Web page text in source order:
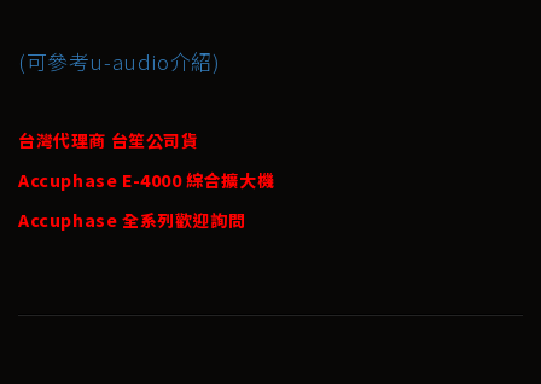
(可參考u-audio介紹)
台灣代理商 台笙公司貨
Accuphase E-4000 綜合擴大機
Accuphase 全系列歡迎詢問